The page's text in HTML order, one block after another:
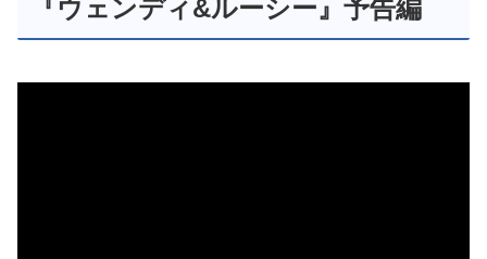
『ウェンディ&ルーシー』予告編